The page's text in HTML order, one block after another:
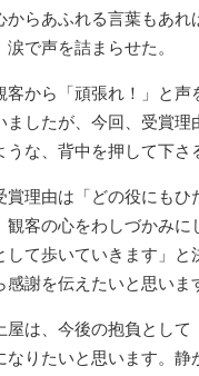
からあふれる言葉もあ
涙で声を詰まらせた。
から「頑張れ！」と声
ましたが、今回、受賞理
うな、背中を押して下さ
理由は「どの役にもひ
観客の心をわしづかみ
して歩いていきます」
感謝を伝えたいと思いま
は、今後の抱負として
なりたいと思います。静